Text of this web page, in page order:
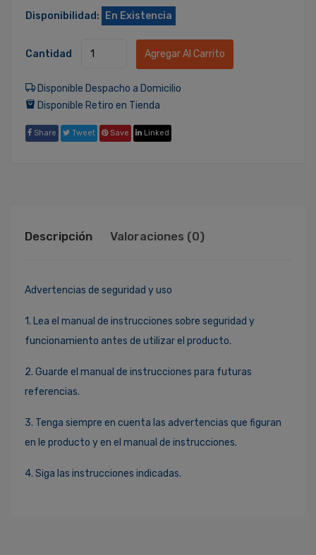
Disponibilidad: En Existencia
Cantidad Agregar Al Carrito
Disponible Despacho a Domicilio
Disponible Retiro en Tienda
Share Tweet Save Linked
Descripción Valoraciones (0)
Advertencias de seguridad y uso
1. Lea el manual de instrucciones sobre seguridad y
funcionamiento antes de utilizar el producto.
2. Guarde el manual de instrucciones para futuras
referencias.
3. Tenga siempre en cuenta las advertencias que figuran
en le producto y en el manual de instrucciones.
4. Siga las instrucciones indicadas.